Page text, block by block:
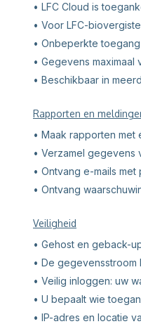
• LFC Cloud is
• Voor LFC-
• Onbeperkte
• Gegevens maximaal
• Beschikbaar in
Rapporten en
• Maak rapporten met
• Verzamel gegevens
• Ontvang e-mails
• Ontvang
Veiligheid
• Gehost en geback-
• De gegevensstroom
• Veilig inloggen: uw
• U bepaalt wie
• IP-adres en locatie